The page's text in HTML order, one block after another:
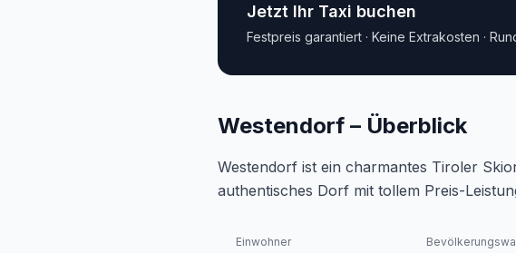
Jetzt Ihr Taxi buchen
Festpreis garantiert · Keine Extrakosten ·
Westendorf – Überblick
Westendorf ist ein charmantes Tiroler
authentisches Dorf mit tollem Preis-
Einwohner